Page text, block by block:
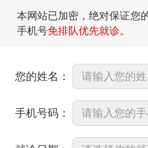
本网站已加密，绝对保证您
手机号免排队优先就诊。
您的姓名：
手机号码：